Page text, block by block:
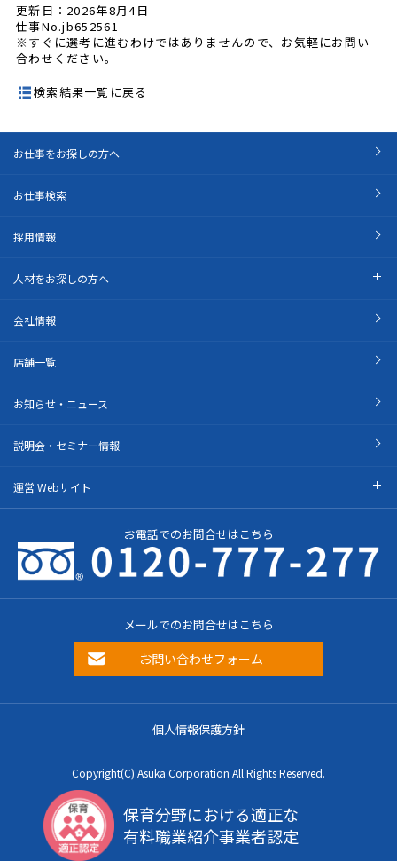
更新日：2026年8月4日
仕事No.jb652561
※すぐに選考に進むわけではありませんので、お気軽にお問い
合わせください。
検索結果一覧に戻る
お仕事をお探しの方へ
お仕事検索
採用情報
人材をお探しの方へ
会社情報
店舗一覧
お知らせ・ニュース
説明会・セミナー情報
運営 Webサイト
お電話でのお問合せはこちら
メールでのお問合せはこちら
お問い合わせフォーム
個人情報保護方針
Copyright(C) Asuka Corporation All Rights Reserved.
保育分野における適正な
有料職業紹介事業者認定